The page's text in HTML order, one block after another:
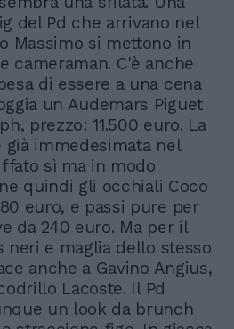
del Pd che arrivano nel
Massimo si mettono in
cameraman. C'è anche
di essere a una cena
un Audemars Piguet
prezzo: 11.500 euro. La
già immedesimata nel
sì ma in modo
quindi gli occhiali Coco
euro, e passi pure per
da 240 euro. Ma per il
neri e maglia dello stesso
anche a Gavino Angius,
Lacoste. Il Pd
un look da brunch